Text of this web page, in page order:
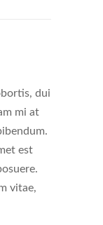
dui
mi at
est
vitae,